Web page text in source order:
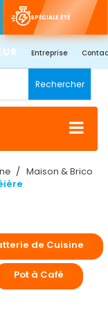
SPÉCIALE ÉTÉ
Entreprise
Rechercher
Maison & Brico
de Cuisine
Pot à Café